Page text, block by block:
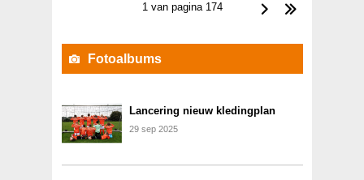
1 van pagina 174
Fotoalbums
Lancering nieuw kledingplan
29 sep 2025